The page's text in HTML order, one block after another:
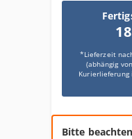
*Lieferzeit
(abhängig
Kurierlieferung
Bitte